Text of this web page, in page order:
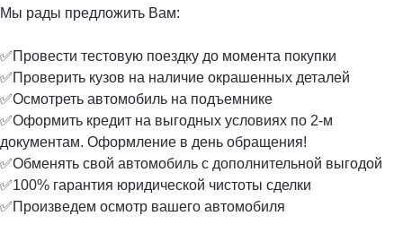
Мы рады предложить Вам:
✅Провести тестовую поездку до момента покупки
✅Проверить кузов на наличие окрашенных деталей
✅Осмотреть автомобиль на подъемнике
✅Оформить кредит на выгодных условиях по 2-м
документам. Оформление в день обращения!
✅Обменять свой автомобиль с дополнительной выгодой
✅100% гарантия юридической чистоты сделки
✅Произведем осмотр вашего автомобиля